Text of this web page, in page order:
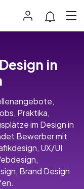
in
Praktika,
im Design in
Bewerber mit
UX/UI
Brand Design